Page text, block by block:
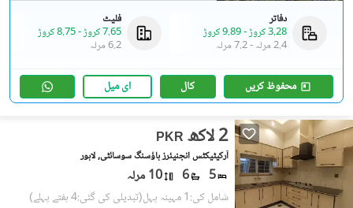
دفاتر
3.28 کروڑ
-9.89 کروڑ
2.4 مرلہ
-7.2 مرلہ
فلیٹ
7.65 کروڑ
-8.75 کروڑ
6.2 مرلہ
محفوظ کریں کال ای میل
PKR 2 لاکھ
آرکیٹیکٹس انجنیئرز ہاؤسنگ سوسائٹی, لاہور
5
6 10 مرلہ
شامل کی:1 مہینہ پہل (تبدیلی کی گئی:4 ہفتے پہلے)